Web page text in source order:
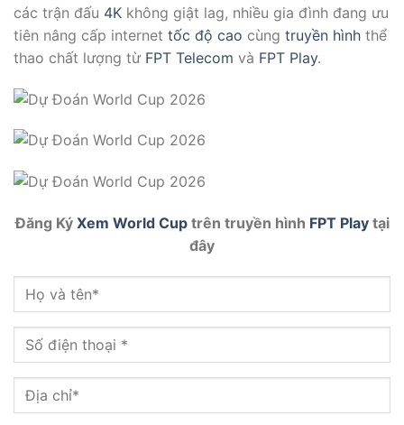
các trận đấu 4K không giật lag, nhiều gia đình đang ưu
tiên nâng cấp internet tốc độ cao cùng truyền hình thể
thao chất lượng từ FPT Telecom và FPT Play.
Đăng Ký Xem World Cuptrên truyền hình FPT Playtại
đây